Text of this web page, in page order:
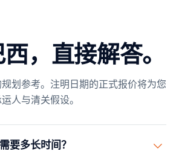
，直接解答。
划参考。注明日期的正式报价将为您
人与清关假设。
要多长时间？